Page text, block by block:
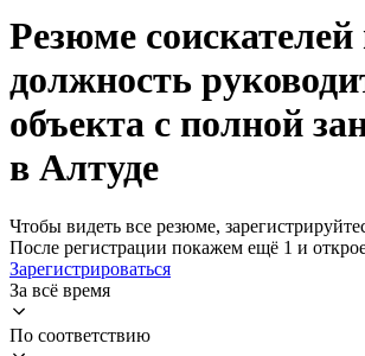
Резюме соискателей
должность
объекта с полной
в Алтуде
Чтобы видеть все резюме,
После регистрации покажем ещё 1 и
Зарегистрироваться
За всё время
По соответствию